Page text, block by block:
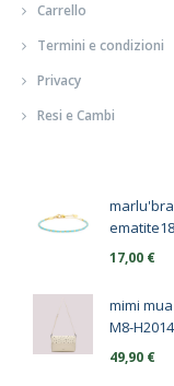
Carrello
Termini e condizioni
Privacy
Resi e Cambi
17,00 €
mimi mua
M8-
49,90 €